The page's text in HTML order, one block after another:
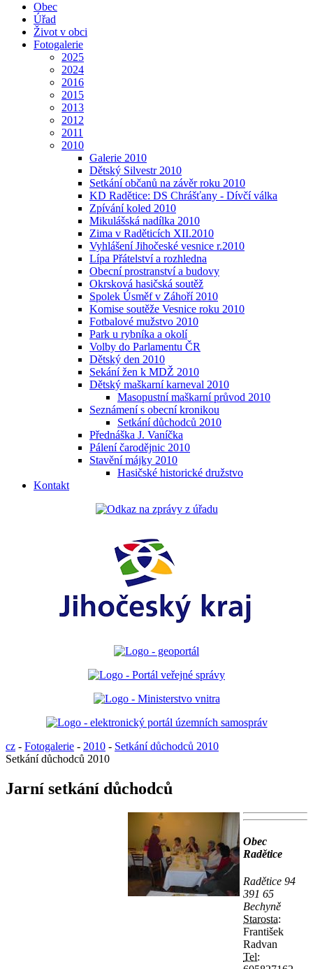
Obec
Úřad
Život v obci
Fotogalerie
2025
2024
2016
2015
2013
2012
2011
2010
Galerie 2010
Dětský Silvestr 2010
Setkání občanů na závěr roku 2010
KD Radětice: DS Chrášťany - Dívčí válka
Zpívání koled 2010
Mikulášská nadílka 2010
Zima v Raděticích XII.2010
Vyhlášení Jihočeské vesnice r.2010
Lípa Přátelství a rozhledna
Obecní prostranství a budovy
Okrsková hasičská soutěž
Spolek Úsměf v Záhoří 2010
Komise soutěže Vesnice roku 2010
Fotbalové mužstvo 2010
Park u rybníka a okolí
Volby do Parlamentu ČR
Dětský den 2010
Sekání žen k MDŽ 2010
Dětský maškarní karneval 2010
Masopustní maškarní průvod 2010
Seznámení s obecní kronikou
Setkání důchodců 2010
Přednáška J. Vaníčka
Pálení čarodějnic 2010
Stavění májky 2010
Hasičské historické družstvo
Kontakt
cz - Fotogalerie - 2010 - Setkání důchodců 2010
Setkání důchodců 2010
Jarní setkání důchodců
Obec
Radětice
Radětice 94
391 65
Bechyně
Starosta:
František
Radvan
Tel: